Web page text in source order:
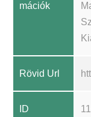
mációk
Rövid Url
ID